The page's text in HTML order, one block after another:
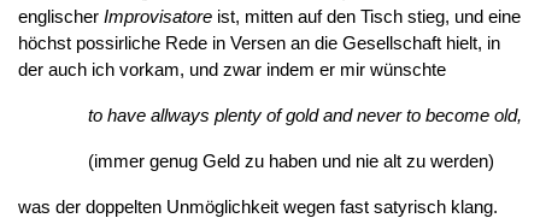
englischer Improvisatoreist, mitten auf den Tisch stieg, und eine
höchst possirliche Rede in Versen an die Gesellschaft hielt, in
der auch ich vorkam, und zwar indem er mir wünschte
to have allways plenty of gold and never to become old,
(immer genug Geld zu haben und nie alt zu werden)
was der doppelten Unmöglichkeit wegen fast satyrisch klang.